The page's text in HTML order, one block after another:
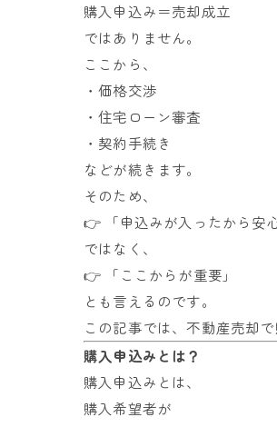
購入申込み＝売却成立
ではありません。
ここから、
・価格交渉
・住宅ローン審査
・契約手続き
などが続きます。
そのため、
👉 「申込みが入ったから安心
ではなく、
👉 「ここからが重要」
とも言えるのです。
この記事では、不動産売却
購入申込みとは？
購入申込みとは、
購入希望者が